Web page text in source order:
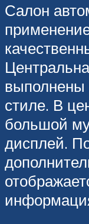
Салон
выполнены
стиле. В
большой
дисплей.